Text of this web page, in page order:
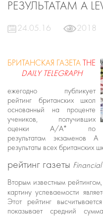
РЕЗУЛЬТАТАМ A
24.05.16 2018
БРИТАНСКАЯ ГАЗЕТА
THE
DAILY TELEGRAPH
ежегодно публикует
рейтинг британских школ
основанный на проценте
учеников, получивших
оценки А/А* по
результатам экзаменов
результаты всеx британских
рейтинг газеты Financial
Вторым известным
картину успеваемости
Этот рейтинг
показывает средний